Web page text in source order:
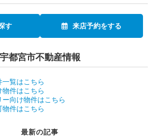
す 来店予約をする
宇都宮市不動産情報
覧はこちら
件はこちら
向け物件はこちら
件はこちら
最新の記事